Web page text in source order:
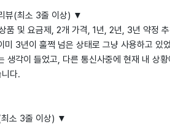
뷰(최소 3줄 이상) ▼
품 및 요금제, 2개 가격, 1년, 2년, 3년 약정
3년이 훌쩍 넘은 상태로 그냥 사용하고 있
생각이 들었고, 다른 통신사중에 현재 내 상
다.
소 3줄 이상) ▼